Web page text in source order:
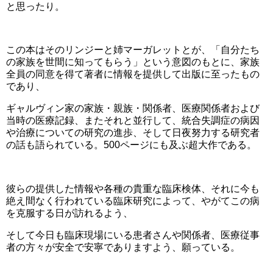
と思ったり。
この本はそのリンジーと姉マーガレットとが、「自分たち
の家族を世間に知ってもらう」という意図のもとに、家族
全員の同意を得て著者に情報を提供して出版に至ったもの
であり、
ギャルヴィン家の家族・親族・関係者、医療関係者および
当時の医療記録、またそれと並行して、統合失調症の病因
や治療についての研究の進歩、そして日夜努力する研究者
の話も語られている。500ページにも及ぶ超大作である。
彼らの提供した情報や各種の貴重な臨床検体、それに今も
絶え間なく行われている臨床研究によって、やがてこの病
を克服する日が訪れるよう、
そして今日も臨床現場にいる患者さんや関係者、医療従事
者の方々が安全で安寧でありますよう、願っている。